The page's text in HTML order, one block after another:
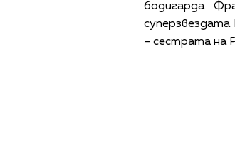
бодигарда
– сестрата на